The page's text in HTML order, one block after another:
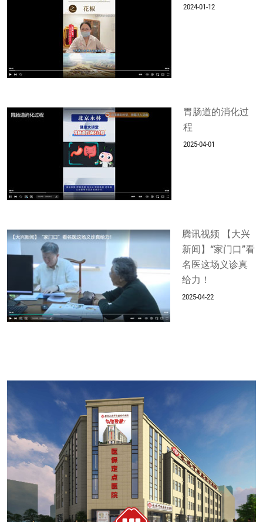
2024-01-12
胃肠道的消化过
程
2025-04-01
腾讯视频 【大兴
新闻】“家门口”看
名医这场义诊真
给力！
2025-04-22